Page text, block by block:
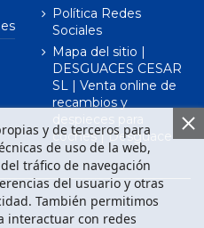
Política Redes
Sociales
Mapa del sitio |
DESGUACES CESAR
SL | Venta online de
recambios y
despieces para
coches | Desguace
y de terceros para
de uso de la web,
tráfico de navegación
del usuario y otras
También permitimos
interactuar con redes